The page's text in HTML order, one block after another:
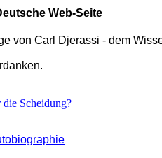
Web-Seite
von Carl Djerassi - dem
Scheidung?